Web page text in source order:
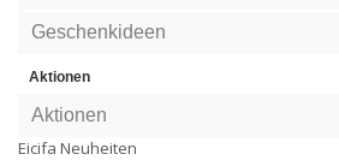
Geschenkideen
Aktionen
Aktionen
Eicifa Neuheiten